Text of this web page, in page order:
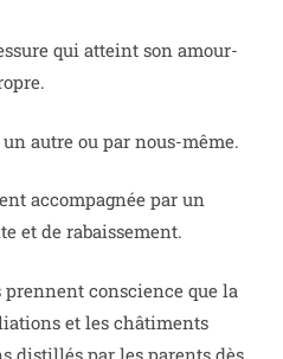
qui atteint son amour-
autre ou par nous-même.
accompagnée par un
et de rabaissement.
conscience que la
et les châtiments
distillés par les parents dès